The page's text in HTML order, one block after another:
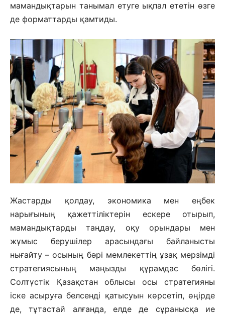
мамандықтарын танымал етуге ықпал ететін өзге
де форматтарды қамтиды.
Жастарды қолдау, экономика мен еңбек
нарығының қажеттіліктерін ескере отырып,
мамандықтарды таңдау, оқу орындары мен
жұмыс берушілер арасындағы байланысты
нығайту – осының бәрі мемлекеттің ұзақ мерзімді
стратегиясының маңызды құрамдас бөлігі.
Солтүстiк Қазақстан облысы осы стратегияны
iске асыруға белсендi қатысуын көрсетiп, өңiрде
де, тұтастай алғанда, елде де сұранысқа ие